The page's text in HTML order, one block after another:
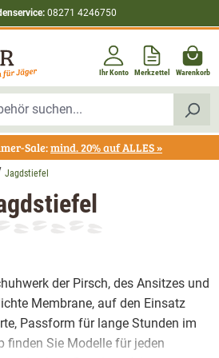
08271 4246750
Ihr Konto Merkzettel Warenkorb
Sale:mind. 20% auf ALLES »
Jagdstiefel
der Pirsch, des Ansitzes und
Membrane, auf den Einsatz
Passform für lange Stunden im
finden Sie Modelle für jeden